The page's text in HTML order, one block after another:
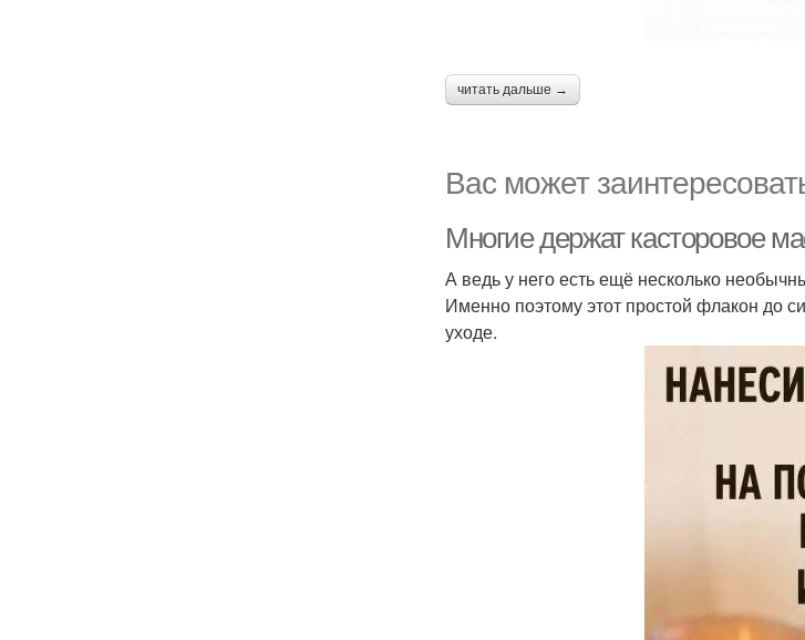
читать дальше →
Вас может
Многие держат касторовое
А ведь у него есть ещё несколько
Именно поэтому этот простой флакон до
уходе.